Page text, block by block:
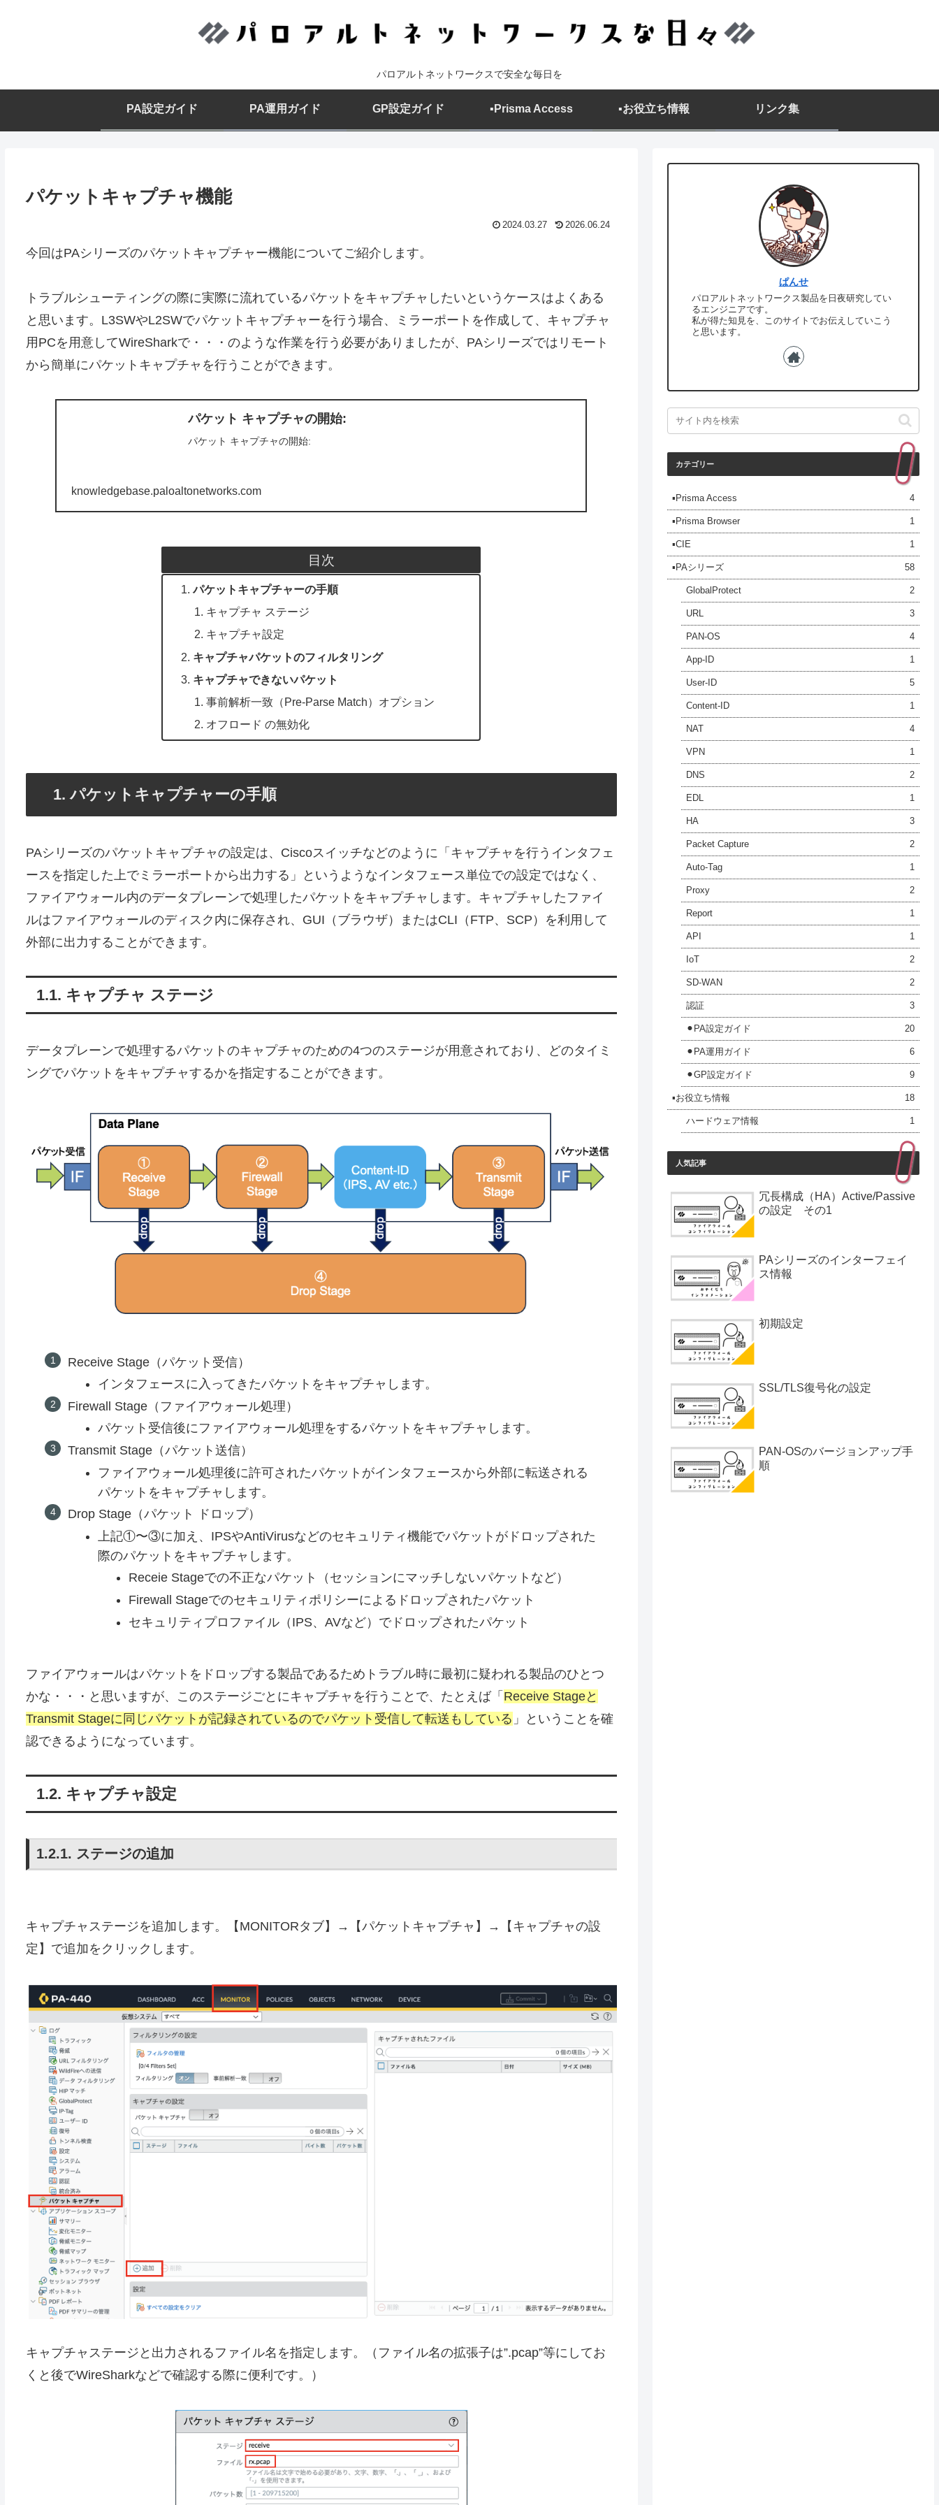
パロアルトネットワークスで安全な毎日を
PA設定ガイド PA運用ガイド GP設定ガイド ▪️Prisma Access ▪️お役立ち情報 リンク集
パケットキャプチャ機能
2024.03.27 2026.06.24
今回はPAシリーズのパケットキャプチャー機能についてご紹介します。
トラブルシューティングの際に実際に流れているパケットをキャプチャしたいというケースはよくある
と思います。L3SWやL2SWでパケットキャプチャーを行う場合、ミラーポートを作成して、キャプチャ
用PCを用意してWireSharkで・・・のような作業を行う必要がありましたが、PAシリーズではリモート
から簡単にパケットキャプチャを行うことができます。
パケット キャプチャの開始:
パケット キャプチャの開始:
knowledgebase.paloaltonetworks.com
目次
パケットキャプチャーの手順
キャプチャ ステージ
キャプチャ設定
キャプチャパケットのフィルタリング
キャプチャできないパケット
事前解析一致（Pre-Parse Match）オプション
オフロード の無効化
パケットキャプチャーの手順
PAシリーズのパケットキャプチャの設定は、Ciscoスイッチなどのように「キャプチャを行うインタフェ
ースを指定した上でミラーポートから出力する」というようなインタフェース単位での設定ではなく、
ファイアウォール内のデータプレーンで処理したパケットをキャプチャします。キャプチャしたファイ
ルはファイアウォールのディスク内に保存され、GUI（ブラウザ）またはCLI（FTP、SCP）を利用して
外部に出力することができます。
キャプチャ ステージ
データプレーンで処理するパケットのキャプチャのための4つのステージが用意されており、どのタイミ
ングでパケットをキャプチャするかを指定することができます。
Receive Stage（パケット受信）
インタフェースに入ってきたパケットをキャプチャします。
Firewall Stage（ファイアウォール処理）
パケット受信後にファイアウォール処理をするパケットをキャプチャします。
Transmit Stage（パケット送信）
ファイアウォール処理後に許可されたパケットがインタフェースから外部に転送される
パケットをキャプチャします。
Drop Stage（パケット ドロップ）
上記①〜③に加え、IPSやAntiVirusなどのセキュリティ機能でパケットがドロップされた
際のパケットをキャプチャします。
Receie Stageでの不正なパケット（セッションにマッチしないパケットなど）
Firewall Stageでのセキュリティポリシーによるドロップされたパケット
セキュリティプロファイル（IPS、AVなど）でドロップされたパケット
ファイアウォールはパケットをドロップする製品であるためトラブル時に最初に疑われる製品のひとつ
かな・・・と思いますが、このステージごとにキャプチャを行うことで、たとえば「 Receive Stageと
Transmit Stageに同じパケットが記録されているのでパケット受信して転送もしている 」ということを確
認できるようになっています。
キャプチャ設定
ステージの追加
キャプチャステージを追加します。【MONITORタブ】→【パケットキャプチャ】→【キャプチャの設
定】で追加をクリックします。
キャプチャステージと出力されるファイル名を指定します。（ファイル名の拡張子は”.pcap”等にしてお
くと後でWireSharkなどで確認する際に便利です。）
ぱんせ
パロアルトネットワークス製品を日夜研究してい
るエンジニアです。
私が得た知見を、このサイトでお伝えしていこう
と思います。
カテゴリー
▪️Prisma Access 4
▪️Prisma Browser 1
▪️CIE 1
▪️PAシリーズ 58
GlobalProtect 2
URL 3
PAN-OS 4
App-ID 1
User-ID 5
Content-ID 1
NAT 4
VPN 1
DNS 2
EDL 1
HA 3
Packet Capture 2
Auto-Tag 1
Proxy 2
Report 1
API 1
IoT 2
SD-WAN 2
認証 3
⚫︎PA設定ガイド 20
⚫︎PA運用ガイド 6
⚫︎GP設定ガイド 9
▪️お役立ち情報 18
ハードウェア情報 1
人気記事
冗長構成（HA）Active/Passive
の設定 その1
PAシリーズのインターフェイ
ス情報
初期設定
SSL/TLS復号化の設定
PAN-OSのバージョンアップ手
順